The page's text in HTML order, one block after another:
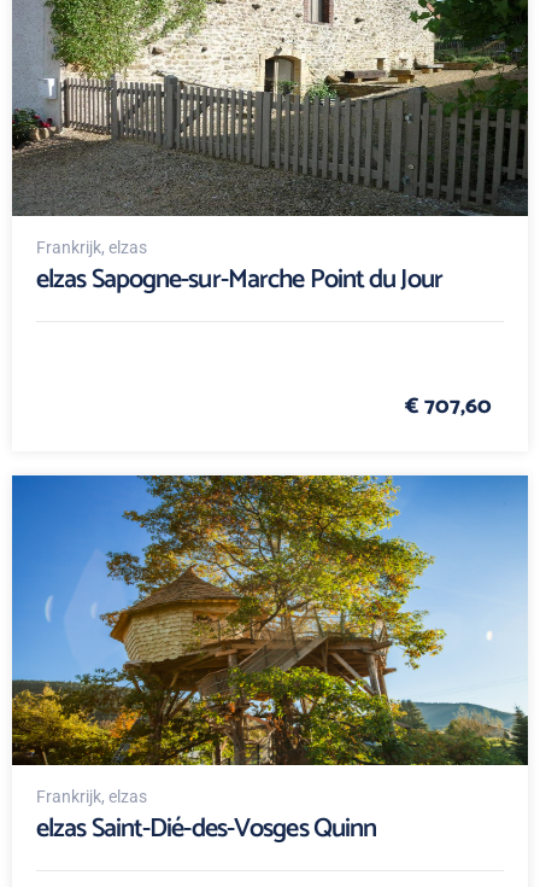
Frankrijk, elzas
elzas Sapogne-sur-Marche Point du Jour
€ 707,60
Frankrijk, elzas
elzas Saint-Dié-des-Vosges Quinn